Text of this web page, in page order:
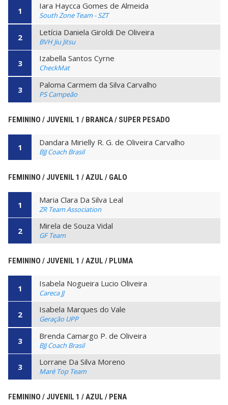
1 Iara Haycca Gomes de Almeida
South Zone Team - SZT
2 Letícia Daniela Giroldi De Oliveira
BVH Jiu Jitsu
3 Izabella Santos Cyrne
CheckMat
3 Paloma Carmem da Silva Carvalho
PS Campeão
FEMININO / JUVENIL 1 / BRANCA / SUPER PESADO
1 Dandara Mirielly R. G. de Oliveira Carvalho
BJJ Coach Brasil
FEMININO / JUVENIL 1 / AZUL / GALO
1 Maria Clara Da Silva Leal
ZR Team Association
2 Mirela de Souza Vidal
GF Team
FEMININO / JUVENIL 1 / AZUL / PLUMA
1 Isabela Nogueira Lucio Oliveira
Careca JJ
2 Isabela Marques do Vale
Geração UPP
3 Brenda Camargo P. de Oliveira
BJJ Coach Brasil
3 Lorrane Da Silva Moreno
Maré Top Team
FEMININO / JUVENIL 1 / AZUL / PENA